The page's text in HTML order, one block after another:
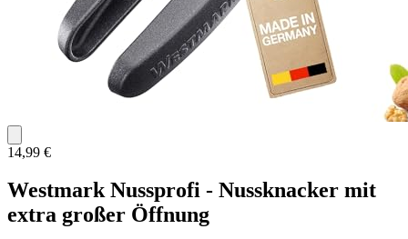
14,99 €
Westmark Nussprofi - Nussknacker mit
extra großer Öffnung